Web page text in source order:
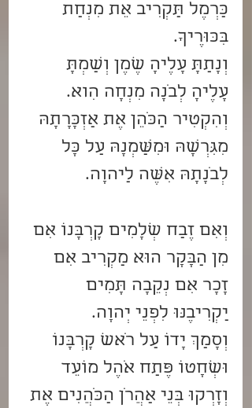
כַּרְמֶל תַּקְרִיב אֵת מִנְחַת
בִּכּוּרֶיךָ.
וְנָתַתָּ עָלֶיהָ שֶׁמֶן וְשַׂמְתָּ
עָלֶיהָ לְבֹנָה מִנְחָה הִוא.
וְהִקְטִיר הַכֹּהֵן אֶת אַזְכָּרָתָהּ
מִגִּרְשָׂהּ וּמִשַּׁמְנָהּ עַל כָּל
לְבֹנָתָהּ אִשֶּׁה לַיהוָה.
וְאִם זֶבַח שְׁלָמִים קָרְבָּנוֹ אִם
מִן הַבָּקָר הוּא מַקְרִיב אִם
זָכָר אִם נְקֵבָה תָּמִים
יַקְרִיבֶנּוּ לִפְנֵי יְהוָה.
וְסָמַךְ יָדוֹ עַל רֹאשׁ קָרְבָּנוֹ
וּשְׁחָטוֹ פֶּתַח אֹהֶל מוֹעֵד
וְזָרְקוּ בְּנֵי אַהֲרֹן הַכֹּהֲנִים אֶת